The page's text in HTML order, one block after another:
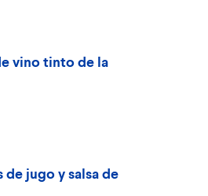
vino tinto de la
jugo y salsa de